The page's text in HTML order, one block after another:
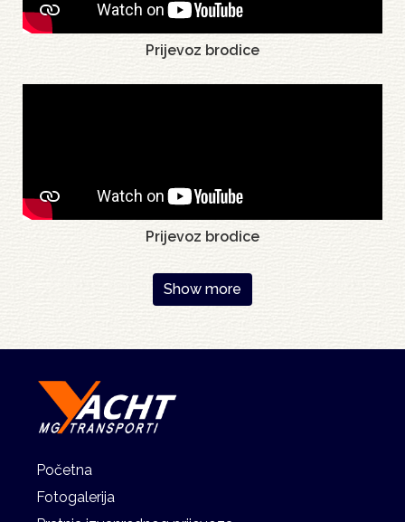
Prijevoz brodice
Prijevoz brodice
Show more
Početna
Fotogalerija